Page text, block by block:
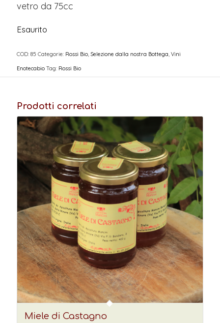
vetro da 75cc
Esaurito
COD: 85 Categorie: Rossi Bio, Selezione dalla nostra Bottega Vini
Enotecabio Tag: Rossi Bio
Prodotti correlati
Miele di Castagno